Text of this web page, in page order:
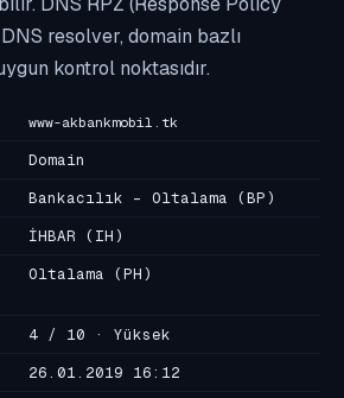
resolver, domain bazlı
kontrol noktasıdır.
www-akbankmobil.tk
Domain
Bankacılık - Oltalama (BP)
İHBAR (IH)
Oltalama (PH)
4 / 10 · Yüksek
26.01.2019 16:12